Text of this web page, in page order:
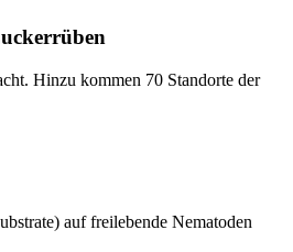
Hinzu kommen 70 Standorte der
auf freilebende Nematoden